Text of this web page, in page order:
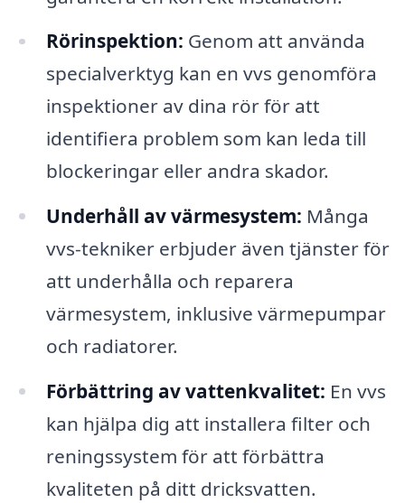
Rörinspektion: Genom att använda
specialverktyg kan en vvs genomföra
inspektioner av dina rör för att
identifiera problem som kan leda till
blockeringar eller andra skador.
Underhåll av värmesystem: Många
vvs-tekniker erbjuder även tjänster för
att underhålla och reparera
värmesystem, inklusive värmepumpar
och radiatorer.
Förbättring av vattenkvalitet: En vvs
kan hjälpa dig att installera filter och
reningssystem för att förbättra
kvaliteten på ditt dricksvatten.